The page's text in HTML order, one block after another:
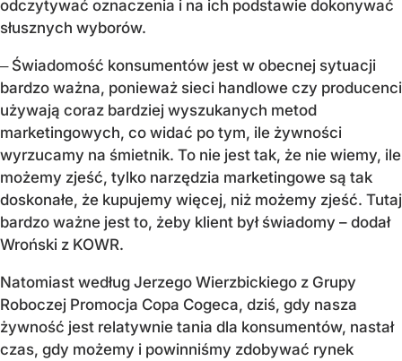
odczytywać oznaczenia i na ich podstawie dokonywać
słusznych wyborów.
‒ Świadomość konsumentów jest w obecnej sytuacji
bardzo ważna, ponieważ sieci handlowe czy producenci
używają coraz bardziej wyszukanych metod
marketingowych, co widać po tym, ile żywności
wyrzucamy na śmietnik. To nie jest tak, że nie wiemy, ile
możemy zjeść, tylko narzędzia marketingowe są tak
doskonałe, że kupujemy więcej, niż możemy zjeść. Tutaj
bardzo ważne jest to, żeby klient był świadomy – dodał
Wroński z KOWR.
Natomiast według Jerzego Wierzbickiego z Grupy
Roboczej Promocja Copa Cogeca, dziś, gdy nasza
żywność jest relatywnie tania dla konsumentów, nastał
czas, gdy możemy i powinniśmy zdobywać rynek